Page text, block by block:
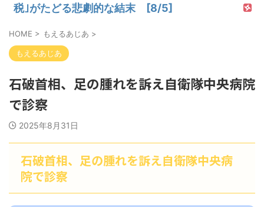
税｣がたどる悲劇的な結末 [8/5]
HOME > もえるあじあ >
もえるあじあ
石破首相、足の腫れを訴え自衛隊中央病院
で診察
2025年8月31日
石破首相、足の腫れを訴え自衛隊中央病
院で診察